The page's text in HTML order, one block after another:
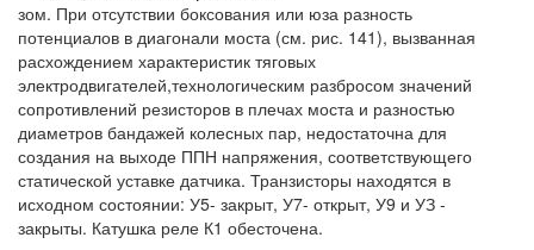
зом. При отсутствии боксования или юза разность
потенциалов в диагонали моста (см. рис. 141), вызванная
расхождением характеристик тяговых
электродвигателей,технологическим разбросом значений
сопротивлений резисторов в плечах моста и разностью
диаметров бандажей колесных пар, недостаточна для
создания на выходе ППН напряжения, соответствующего
статической уставке датчика. Транзисторы находятся в
исходном состоянии: У5- закрыт, У7- открыт, У9 и УЗ -
закрыты. Катушка реле К1 обесточена.